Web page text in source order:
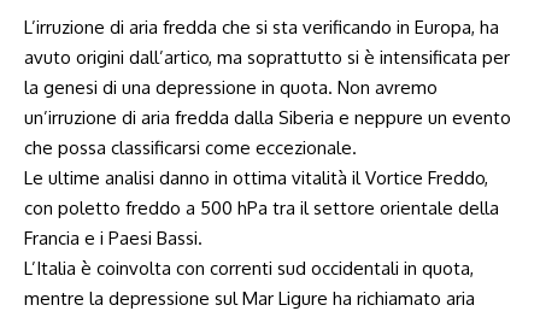
L’irruzione di aria fredda che si sta verificando in Europa, ha
avuto origini dall’artico, ma soprattutto si è intensificata per
la genesi di una depressione in quota. Non avremo
un’irruzione di aria fredda dalla Siberia e neppure un evento
che possa classificarsi come eccezionale.
Le ultime analisi danno in ottima vitalità il Vortice Freddo,
con poletto freddo a 500 hPa tra il settore orientale della
Francia e i Paesi Bassi.
L’Italia è coinvolta con correnti sud occidentali in quota,
mentre la depressione sul Mar Ligure ha richiamato aria